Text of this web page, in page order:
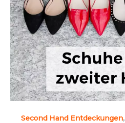
Second Hand Entdeckungen,